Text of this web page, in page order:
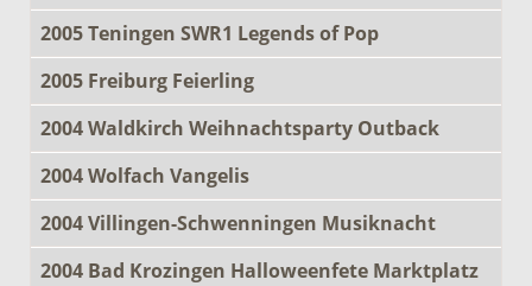
2005 Teningen SWR1 Legends of Pop
2005 Freiburg Feierling
2004 Waldkirch Weihnachtsparty Outback
2004 Wolfach Vangelis
2004 Villingen-Schwenningen Musiknacht
2004 Bad Krozingen Halloweenfete Marktplatz